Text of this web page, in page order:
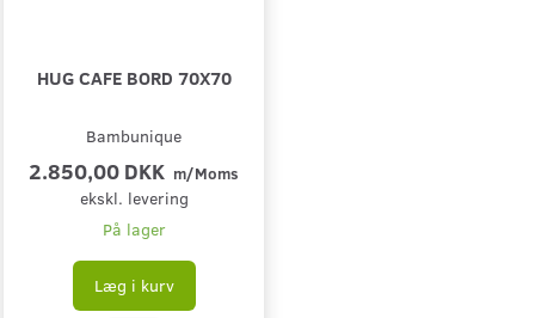
HUG CAFE BORD 70X70
Bambunique
2.850,00 DKK m/Moms
ekskl. levering
På lager
Læg i kurv